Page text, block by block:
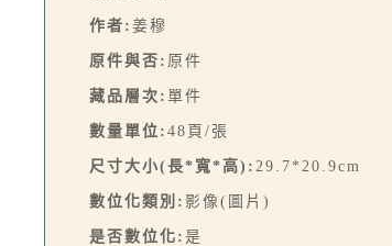
作者: 姜穆
原件與否: 原件
藏品層次: 單件
數量單位: 48頁/張
尺寸大小(長*寬*高): 29.7*20.9cm
數位化類別: 影像(圖片)
是否數位化: 是